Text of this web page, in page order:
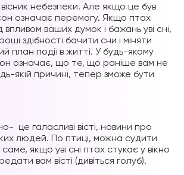
небезпеки. Але якщо це був
означає перемогу. Якщо птах
ваших думок і бажань уві сні,
здібності бачити сни і міняти
план події в житті. У будь-якому
означає, що те, що раніше вам не
якій причині, тепер зможе бути
це галасливі вісті, новини про
людей. По птиці, можна судити
якщо уві сні птах стукає у вікно
вам вісті (дивіться голуб).